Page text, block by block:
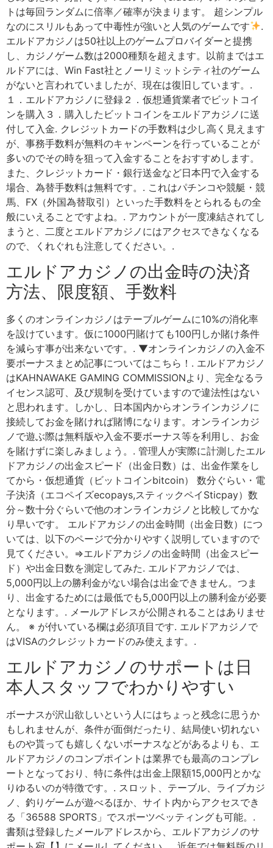
トは毎回ランダムに倍率／確率が決まります。 超シンプル
なのにスリルもあって中毒性が強いと人気のゲームです
.
エルドアカジノは50社以上のゲームプロバイダーと提携
し、カジノゲーム数は2000種類を超えます。以前まではエ
ルドアには、Win Fast社とノーリミットシティ社のゲーム
がないと言われていましたが、現在は復旧しています。.
１．エルドアカジノに登録２．仮想通貨業者でビットコイ
ンを購入３．購入したビットコインをエルドアカジノに送
付して入金. クレジットカードの手数料は少し高く見えます
が、事務手数料が無料のキャンペーンを行っていることが
多いのでその時を狙って入金することをおすすめします。
また、クレジットカード・銀行送金など日本円で入金する
場合、為替手数料は無料です。. これはパチンコや競艇・競
馬、FX（外国為替取引）といった手数料をとられるもの全
般にいえることですよね。. アカウントが一度凍結されてし
まうと、二度とエルドアカジノにはアクセスできなくなる
ので、くれぐれも注意してください。.
エルドアカジノの出金時の決済
方法、限度額、手数料
多くのオンラインカジノはテーブルゲームに10%の消化率
を設けています。仮に1000円賭けても100円しか賭け条件
を減らす事が出来ないです。. ▼オンラインカジノの入金不
要ボーナスまとめ記事についてはこちら！. エルドアカジノ
はKAHNAWAKE GAMING COMMISSIONより、完全なるラ
イセンス認可、及び規制を受けていますので違法性はない
と思われます。しかし、日本国内からオンラインカジノに
接続してお金を賭ければ賭博になります。オンラインカジ
ノで遊ぶ際は無料版や入金不要ボーナス等を利用し、お金
を賭けずに楽しみましょう。. 管理人が実際に計測したエル
ドアカジノの出金スピード（出金日数）は、出金作業をし
てから・仮想通貨（ビットコインbitcoin） 数分ぐらい・電
子決済（エコペイズecopays,スティックペイSticpay）数
分～数十分ぐらいで他のオンラインカジノと比較してかな
り早いです。 エルドアカジノの出金時間（出金日数）につ
いては、以下のページで分かりやすく説明していますので
見てください。⇒エルドアカジノの出金時間（出金スピー
ド）や出金日数を測定してみた. エルドアカジノでは、
5,000円以上の勝利金がない場合は出金できません。つま
り、出金するためには最低でも5,000円以上の勝利金が必要
となります。. メールアドレスが公開されることはありませ
ん。 ※ が付いている欄は必須項目です. エルドアカジノで
はVISAのクレジットカードのみ使えます。.
エルドアカジノのサポートは日
本人スタッフでわかりやすい
ボーナスが沢山欲しいという人にはちょっと残念に思うか
もしれませんが、条件が面倒だったり、結局使い切れない
ものや貰っても嬉しくないボーナスなどがあるよりも、エ
ルドアカジノのコンプポイントは業界でも最高のコンプレ
ートとなっており、特に条件は出金上限額15,000円とかな
りゆるいのが特徴です。. スロット、テーブル、ライブカジ
ノ、釣りゲームが遊べるほか、サイト内からアクセスでき
る「36588 SPORTS」でスポーツベッティングも可能。.
書類は登録したメールアドレスから、エルドアカジノのサ